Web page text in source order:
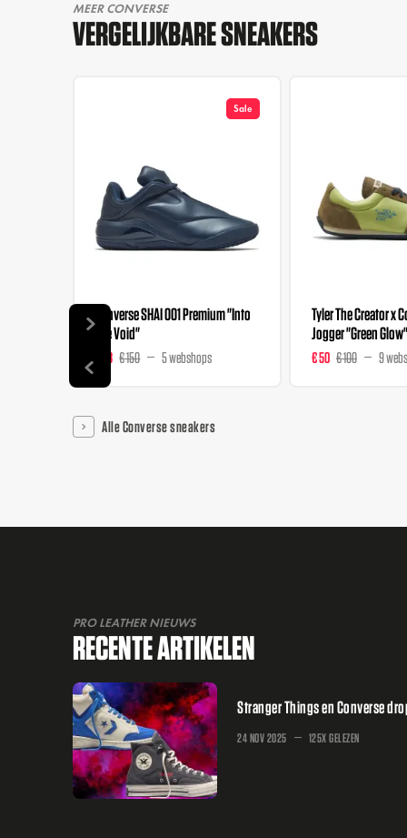
MEER CONVERSE
VERGELIJKBARE SNEAKERS
Sale
Converse SHAI 001 Premium "Into
The Void"
€ 98 € 150 5 webshops
Tyler The Creator x
Jogger "Green Glow"
€ 50 € 100 9
Alle Converse sneakers
PRO LEATHER NIEUWS
RECENTE ARTIKELEN
Stranger Things en Converse
24 NOV 2025 125X GELEZEN